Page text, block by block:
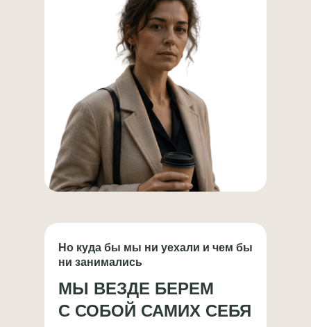
Но куда бы мы ни уехали и чем бы
ни занимались
МЫ ВЕЗДЕ БЕРЕМ
С СОБОЙ САМИХ СЕБЯ